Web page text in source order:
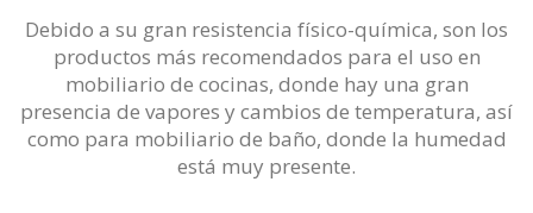
Debido a su gran resistencia físico-química, son los
productos más recomendados para el uso en
mobiliario de cocinas, donde hay una gran
presencia de vapores y cambios de temperatura, así
como para mobiliario de baño, donde la humedad
está muy presente.